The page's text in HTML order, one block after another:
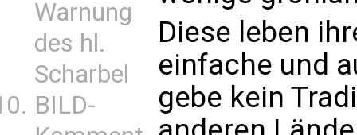
Warnung
des hl.
Scharbel
BILD-
Diese leben
einfache und
gebe kein